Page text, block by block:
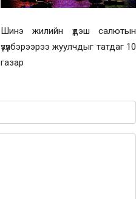
Шинэ жилийн үдэш салютын
үзүүлбэрээрээ жуулчдыг татдаг 10
газар